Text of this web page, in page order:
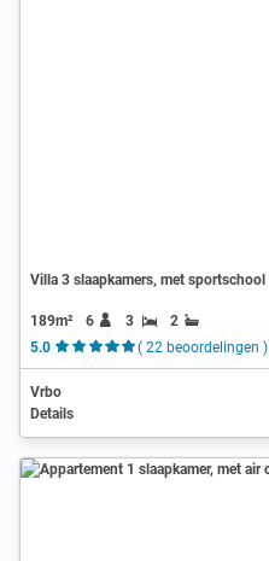
Villa 3 slaapkamers, met sportschool
189m² 6 3
2
5.0
( 22 beoordelingen )
Vrbo
Details